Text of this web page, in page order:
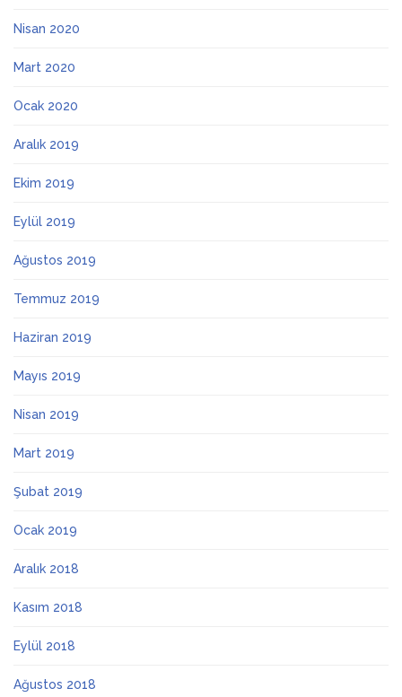
Nisan 2020
Mart 2020
Ocak 2020
Aralık 2019
Ekim 2019
Eylül 2019
Ağustos 2019
Temmuz 2019
Haziran 2019
Mayıs 2019
Nisan 2019
Mart 2019
Şubat 2019
Ocak 2019
Aralık 2018
Kasım 2018
Eylül 2018
Ağustos 2018